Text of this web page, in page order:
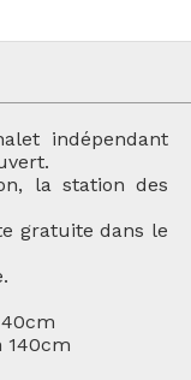
indépendant
la station des
gratuite dans le
140cm